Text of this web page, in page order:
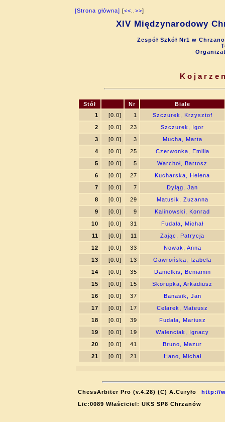
[Strona główna] [<< >>]
XIV Międzynarodowy
Zespół Szkół Nr1 w
Stół Nr
Biale
1
[0.0] 1
Szczurek, Krzysztof
2
[0.0] 23
Szczurek, Igor
3
[0.0] 3
Mucha, Marta
4
[0.0] 25
Czerwonka, Emilia
5
[0.0] 5
Warchoł, Bartosz
6
[0.0] 27
Kucharska, Helena
7
[0.0] 7
Dyląg, Jan
8
[0.0] 29
Matusik, Zuzanna
9
[0.0] 9
Kalinowski, Konrad
10
[0.0] 31
Fudała, Michał
11
[0.0] 11
Zając, Patrycja
12
[0.0] 33
Nowak, Anna
13
[0.0] 13
Gawrońska, Izabela
14
[0.0] 35
Danielkis, Beniamin
15
[0.0] 15
Skorupka, Arkadiusz
16
[0.0] 37
Banasik, Jan
17
[0.0] 17
Celarek, Mateusz
18
[0.0] 39
Fudała, Mariusz
19
[0.0] 19
Walenciak, Ignacy
20
[0.0] 41
Bruno, Mazur
21
[0.0] 21 Hano, Michał
ChessArbiter Pro (v.4.28) (C) A.Curyło
http://
Lic:0089 Właściciel: UKS SP8 Chrzanów